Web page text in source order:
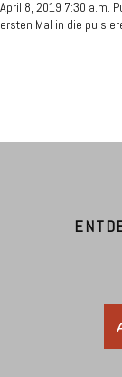
April 8, 2019 7:30 a.m.
ersten Mal in die